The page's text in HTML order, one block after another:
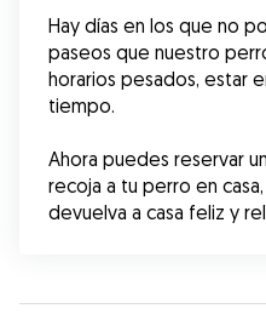
Hay días en los que no
paseos que nuestro
horarios pesados, estar
tiempo.
Ahora puedes reservar
recoja a tu perro en
devuelva a casa feliz y